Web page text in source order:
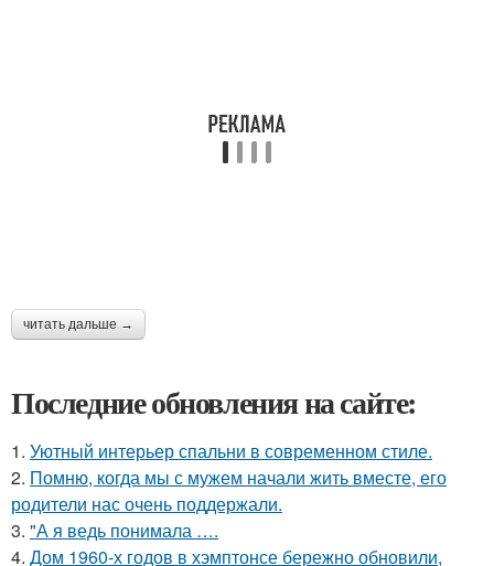
читать дальше →
Последние обновления на сайте:
1. Уютный интерьер спальни в современном стиле.
2. Помню, когда мы с мужем начали жить вместе, его
родители нас очень поддержали.
3. "А я ведь понимала ….
4. Дом 1960-х годов в хэмптонсе бережно обновили,